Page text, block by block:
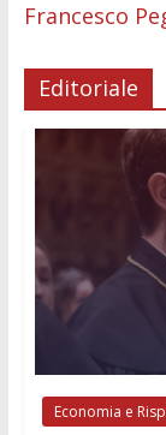
Francesco
Editoriale
Economia e